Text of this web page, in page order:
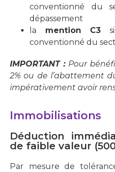
conventionné du
dépassement
la mention C3
conventionné du
IMPORTANT : Pour
2% ou de l’abattement
impérativement avoir
Immobilisations
Déduction
de faible valeur
Par mesure de